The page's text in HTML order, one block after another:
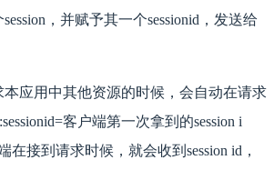
，并赋予其一个sessionid，发送给
本应用中其他资源的时候，会自动在请求
客户端第一次拿到的session i
在接到请求时候，就会收到session id，